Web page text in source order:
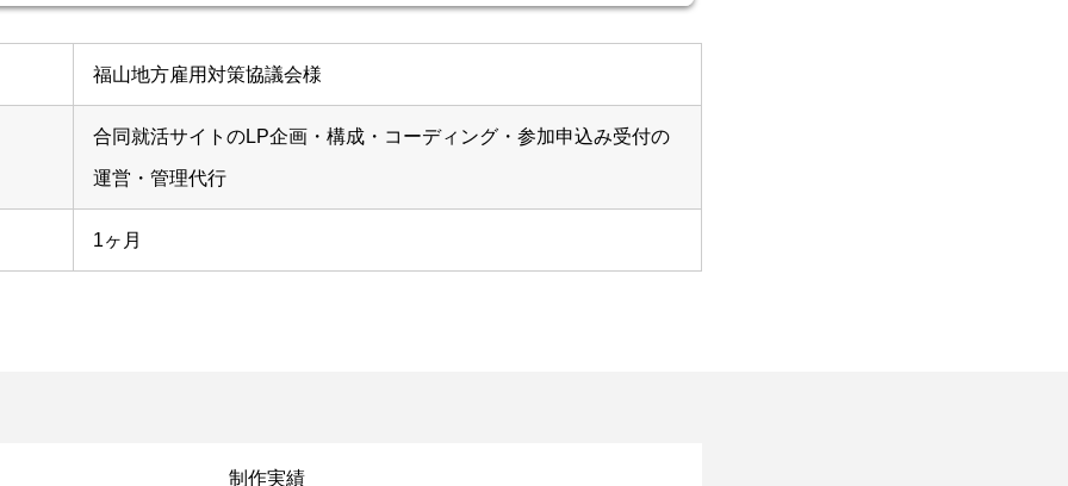
福山地方雇用対策協議会様
合同就活サイトのLP企画・構成・コーディング・参加申込み受付の
運営・管理代行
1ヶ月
制作実績